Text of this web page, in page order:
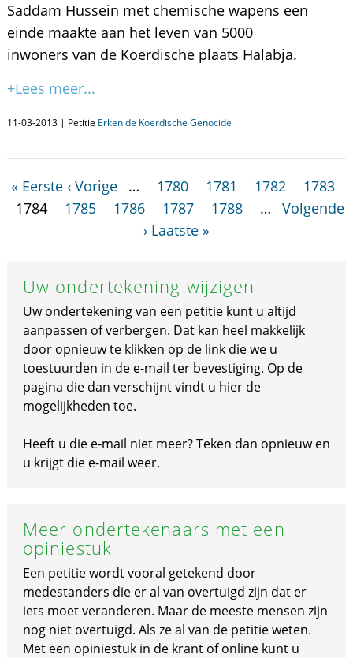
Saddam Hussein met chemische wapens een
einde maakte aan het leven van 5000
inwoners van de Koerdische plaats Halabja.
+Lees meer...
11-03-2013 | Petitie Erken de Koerdische Genocide
« Eerste ‹ Vorige … 1780 1781 1782
1783
1784
1785 1786 1787 1788 …
Volgende
› Laatste »
Uw ondertekening wijzigen
Uw ondertekening van een petitie kunt u altijd
aanpassen of verbergen. Dat kan heel makkelijk
door opnieuw te klikken op de link die we u
toestuurden in de e-mail ter bevestiging. Op de
pagina die dan verschijnt vindt u hier de
mogelijkheden toe.
Heeft u die e-mail niet meer? Teken dan opnieuw en
u krijgt die e-mail weer.
Meer ondertekenaars met een
opiniestuk
Een petitie wordt vooral getekend door
medestanders die er al van overtuigd zijn dat er
iets moet veranderen. Maar de meeste mensen zijn
nog niet overtuigd. Als ze al van de petitie weten.
Met een opiniestuk in de krant of online kunt u